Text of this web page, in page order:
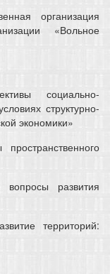
организация
«Вольное
социально-
структурно-
экономики»
развития
территорий: